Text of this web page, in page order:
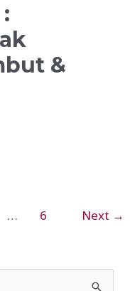
&
… 6 Next →